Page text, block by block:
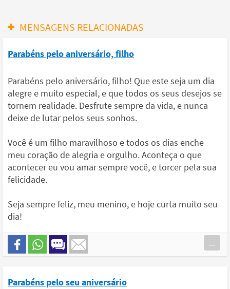
MENSAGENS RELACIONADAS
Parabéns pelo aniversário, filho
Parabéns pelo aniversário, filho! Que este seja um dia
alegre e muito especial, e que todos os seus desejos se
tornem realidade. Desfrute sempre da vida, e nunca
deixe de lutar pelos seus sonhos.
Você é um filho maravilhoso e todos os dias enche
meu coração de alegria e orgulho. Aconteça o que
acontecer eu vou amar sempre você, e torcer pela sua
felicidade.
Seja sempre feliz, meu menino, e hoje curta muito seu
dia!
...
Parabéns pelo seu aniversário